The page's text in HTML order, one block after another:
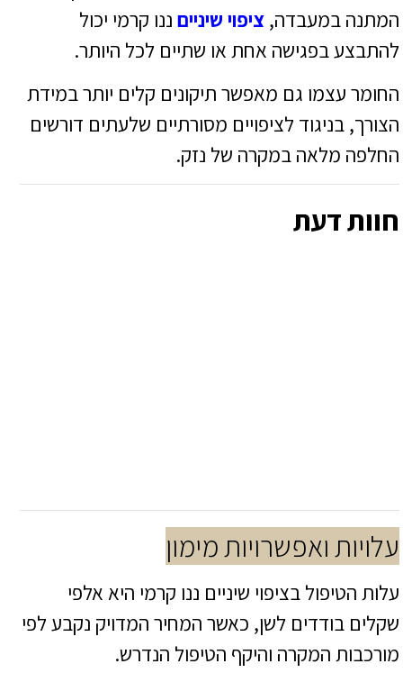
המתנה במעבדה,ציפוי שיניים ננו קרמי יכול
להתבצע בפגישה אחת או שתיים לכל היותר.
החומר עצמו גם מאפשר תיקונים קלים יותר במידת
הצורך, בניגוד לציפויים מסורתיים שלעתים דורשים
החלפה מלאה במקרה של נזק.
חוות דעת
עלויות ואפשרויות מימון
עלות הטיפול בציפוי שיניים ננו קרמי היא אלפי
שקלים בודדים לשן, כאשר המחיר המדויק נקבע לפי
מורכבות המקרה והיקף הטיפול הנדרש.